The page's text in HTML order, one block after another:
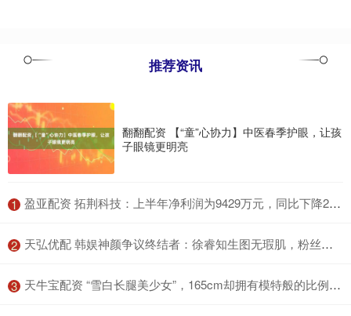
推荐资讯
翻翻配资 【“童”心协力】中医春季护眼，让孩
子眼镜更明亮
1 ​盈亚配资 拓荆科技：上半年净利润为9429万元，同比下降26.96%
2 ​天弘优配 韩娱神颜争议终结者：徐睿知生图无瑕肌，粉丝呼自带美颜_YeaJi_高文英_卢秀英
3 ​天牛宝配资 “雪白长腿美少女”，165cm却拥有模特般的比例，樱若菜！_团体_曾以_偶像